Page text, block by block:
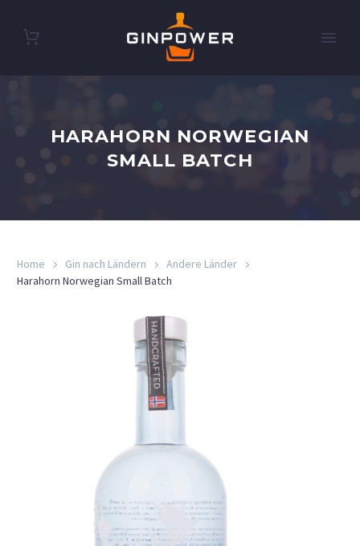
HARAHORN NORWEGIAN
SMALL BATCH
Home Gin nach Ländern
Andere Länder
Harahorn Norwegian Small Batch